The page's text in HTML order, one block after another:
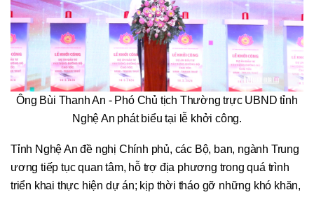
Ông Bùi Thanh An - Phó Chủ tịch Thường trực UBND tỉnh
Nghệ An phát biểu tại lễ khởi công.
Tỉnh Nghệ An đề nghị Chính phủ, các Bộ, ban, ngành Trung
ương tiếp tục quan tâm, hỗ trợ địa phương trong quá trình
triển khai thực hiện dự án; kịp thời tháo gỡ những khó khăn,